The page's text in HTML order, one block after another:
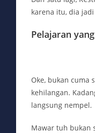
karena itu, dia
Pelajaran
Oke, bukan cuma
kehilangan.
langsung nempel.
Mawar tuh bukan